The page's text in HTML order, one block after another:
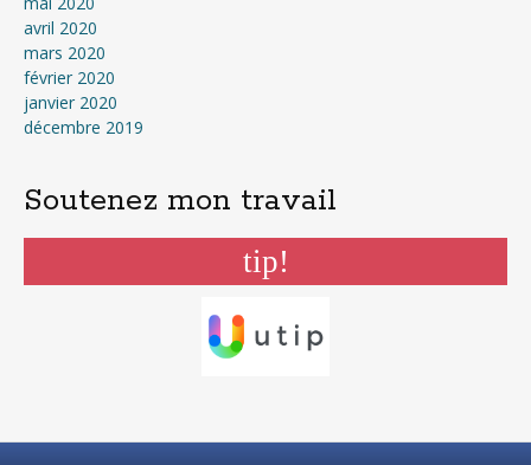
avril 2020
mars 2020
février 2020
janvier 2020
décembre 2019
Soutenez mon travail
tip!